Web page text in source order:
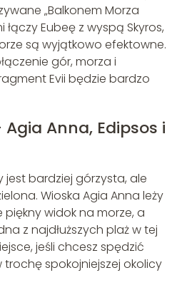
„Balkonem Morza
łączy Eubeę z wyspą Skyros,
są wyjątkowo efektowne.
gór, morza i
Evii będzie bardzo
Agia Anna, Edipsos i
jest bardziej górzysta, ale
Wioska Agia Anna leży
piękny widok na morze, a
z najdłuższych plaż w tej
jeśli chcesz spędzić
spokojniejszej okolicy